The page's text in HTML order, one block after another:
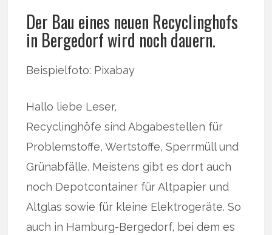
Der Bau eines neuen Recyclinghofs
in Bergedorf wird noch dauern.
Beispielfoto: Pixabay
Hallo liebe Leser,
Recyclinghöfe sind Abgabestellen für
Problemstoffe, Wertstoffe, Sperrmüll und
Grünabfälle. Meistens gibt es dort auch
noch Depotcontainer für Altpapier und
Altglas sowie für kleine Elektrogeräte. So
auch in Hamburg-Bergedorf, bei dem es